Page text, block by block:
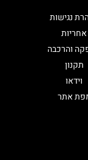
נגישות
אחריות
והרכבה
תקנון
וידאו
אתר